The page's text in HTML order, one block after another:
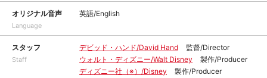
オリジナル音声
Language
英語/English
スタッフ
Staff
デビッド・ハンド/David Hand
監督/Director
ウォルト・ディズニー/Walt Disney
製作/Producer
ディズニー社（※）/Disney
製作/Producer